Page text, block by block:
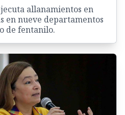
allanamientos en
en nueve departamentos
de fentanilo.